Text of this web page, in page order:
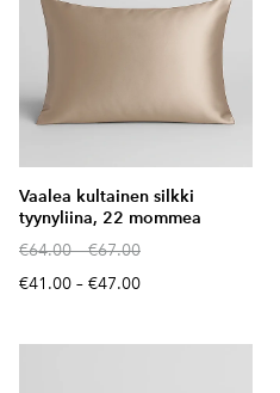
Vaalea kultainen silkki
tyynyliina, 22 mommea
€64.00–€67.00
€41.00 – €47.00